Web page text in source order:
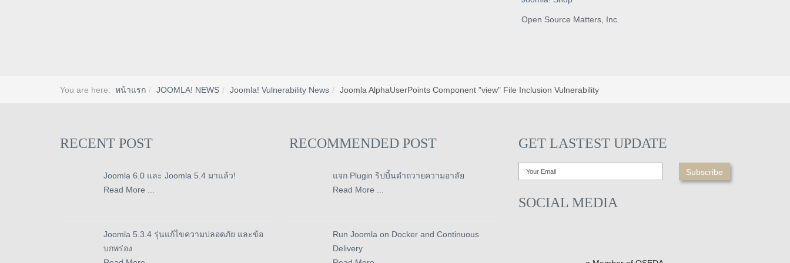
Open Source Matters, Inc.
You are here: หน้าแรก JOOMLA! NEWS Joomla! Vulnerability News Joomla AlphaUserPoints Component "view" File Inclusion Vulnerability
RECENT POST
Joomla 6.0 และ Joomla 5.4 มาแล้ว!
Read More ...
Joomla 5.3.4 รุ่นแก้ไขความปลอดภัย และข้อ
บกพร่อง
RECOMMENDED POST
แจก Plugin ริปบิ้นดำถวายความอาลัย
Read More ...
Run Joomla on Docker and Continuous
Delivery
GET LASTEST UPDATE
SOCIAL MEDIA